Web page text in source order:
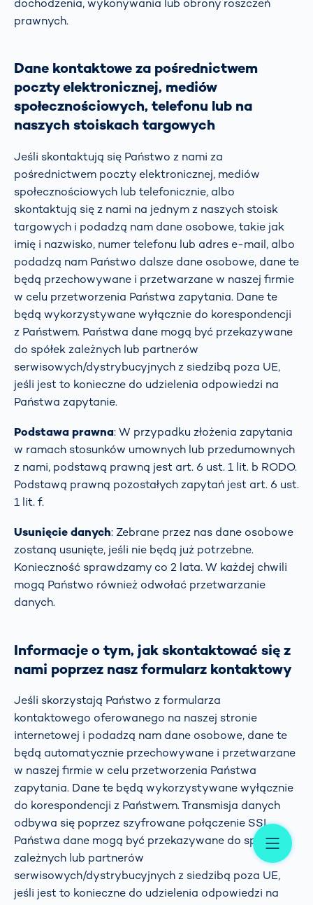
prawnych.
Dane kontaktowe za pośrednictwem
poczty elektronicznej, mediów
społecznościowych, telefonu lub na
naszych stoiskach targowych
Jeśli skontaktują się Państwo z nami za
pośrednictwem poczty elektronicznej, mediów
społecznościowych lub telefonicznie, albo
skontaktują się z nami na jednym z naszych stoisk
targowych i podadzą nam dane osobowe, takie jak
imię i nazwisko, numer telefonu lub adres e-mail, albo
podadzą nam Państwo dalsze dane osobowe, dane te
będą przechowywane i przetwarzane w naszej firmie
w celu przetworzenia Państwa zapytania. Dane te
będą wykorzystywane wyłącznie do korespondencji
z Państwem. Państwa dane mogą być przekazywane
do spółek zależnych lub partnerów
serwisowych/dystrybucyjnych z siedzibą poza UE,
jeśli jest to konieczne do udzielenia odpowiedzi na
Państwa zapytanie.
Podstawa prawna: W przypadku złożenia zapytania
w ramach stosunków umownych lub przedumownych
z nami, podstawą prawną jest art. 6 ust. 1 lit. b RODO.
Podstawą prawną pozostałych zapytań jest art. 6 ust.
1 lit. f.
Usunięcie danych: Zebrane przez nas dane osobowe
zostaną usunięte, jeśli nie będą już potrzebne.
Konieczność sprawdzamy co 2 lata. W każdej chwili
mogą Państwo również odwołać przetwarzanie
danych.
Informacje o tym, jak skontaktować się z
nami poprzez nasz formularz kontaktowy
Jeśli skorzystają Państwo z formularza
kontaktowego oferowanego na naszej stronie
internetowej i podadzą nam dane osobowe, dane te
będą automatycznie przechowywane i przetwarzane
w naszej firmie w celu przetworzenia Państwa
zapytania. Dane te będą wykorzystywane wyłącznie
do korespondencji z Państwem. Transmisja danych
odbywa się poprzez szyfrowane połączenie SSL.
Państwa dane mogą być przekazywane do spółek
zależnych lub partnerów
serwisowych/dystrybucyjnych z siedzibą poza UE,
jeśli jest to konieczne do udzielenia odpowiedzi na